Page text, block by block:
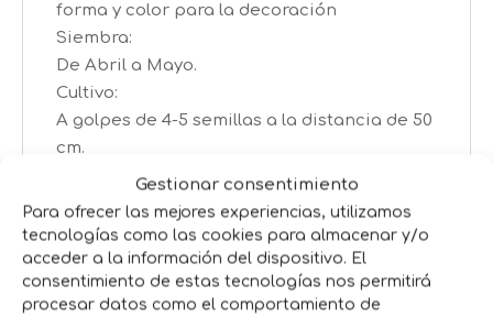
Gestionar consentimiento
Para ofrecer las mejores experiencias, utilizamos
tecnologías como las cookies para almacenar y/o
acceder a la información del dispositivo. El
consentimiento de estas tecnologías nos permitirá
procesar datos como el comportamiento de
forma y color para la decoración
Siembra:
De Abril a Mayo.
Cultivo:
A golpes de 4-5 semillas a la distancia de 50
cm.
A partir de Agosto a Noviembre.
Productos relacionados